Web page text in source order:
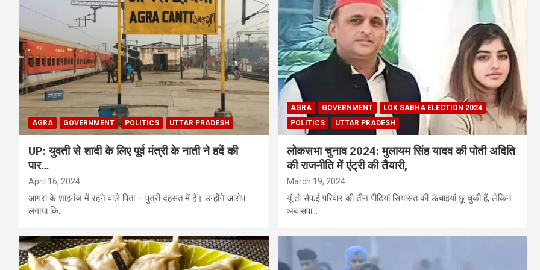
AGRA GOVERNMENT POLITICS UTTAR PRADESH
UP: युवती से शादी के लिए पूर्व मंत्री के नाती ने हदें की
पार…
April 16, 2024
आगरा के शाहगंज में रहने वाले पिता – पुत्री दहसत में हैं। उन्होंने आरोप
लगाया कि…
AGRA GOVERNMENT
LOK SABHA ELECTION 2024
POLITICS
UTTAR PRADESH
लोकसभा चुनाव 2024: मुलायम सिंह यादव की पोती अदिति
की राजनीति में एंट्री की तैयारी,
March 19, 2024
यूं तो सैफई परिवार की तीन पीढ़ियां सियासत की ऊंचाइयां छू चुकी हैं, लेकिन
अब सपा…